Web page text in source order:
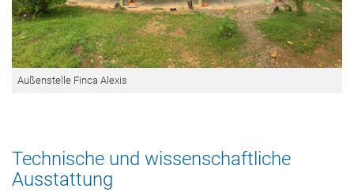
Außenstelle Finca Alexis
Technische und wissenschaftliche
Ausstattung